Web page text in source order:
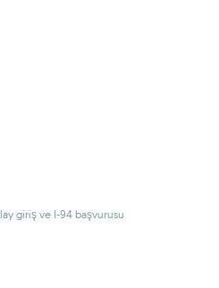
giriş ve I-94 başvurusu